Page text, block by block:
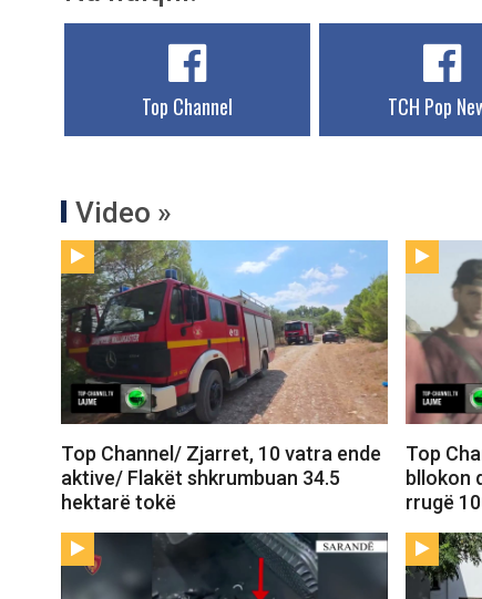
Top Channel TCH Pop
Video »
Top Channel/ Zjarret, 10 vatra ende
aktive/ Flakët shkrumbuan 34.5
hektarë tokë
Top
bllokon
rrugë